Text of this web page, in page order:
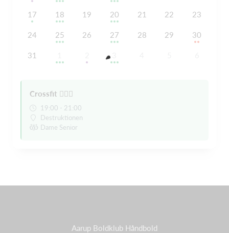
17 18 19 20 21 22 23
24 25 26 27 28 29 30
31
Crossfit 🏋🏼‍♀️
19:00 - 21:00
Destruktionen
Dame Senior
Aarup Boldklub Håndbold